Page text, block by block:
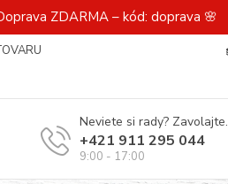
ZDARMA – kód: doprava 🌸
Neviete si rady? Zavolajte.
+421 911 295 044
9:00 - 17:00